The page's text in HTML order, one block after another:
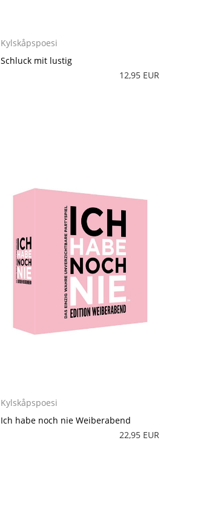
Kylskåpspoesi
Schluck mit lustig
12,95 EUR
Kylskåpspoesi
Ich habe noch nie Weiberabend
22,95 EUR